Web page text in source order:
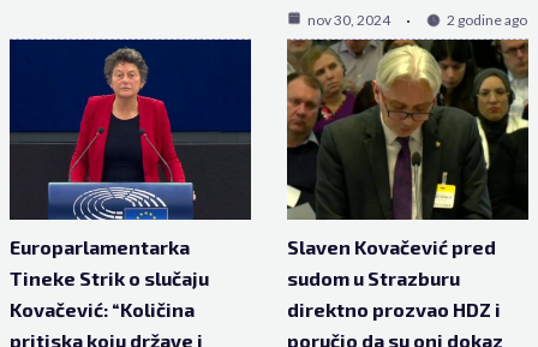
nov 30, 2024 2 godine ago
Europarlamentarka
Tineke Strik o slučaju
Kovačević: “Količina
pritiska koju države i
Slaven Kovačević pred
sudom u Strazburu
direktno prozvao HDZ i
poručio da su oni dokaz